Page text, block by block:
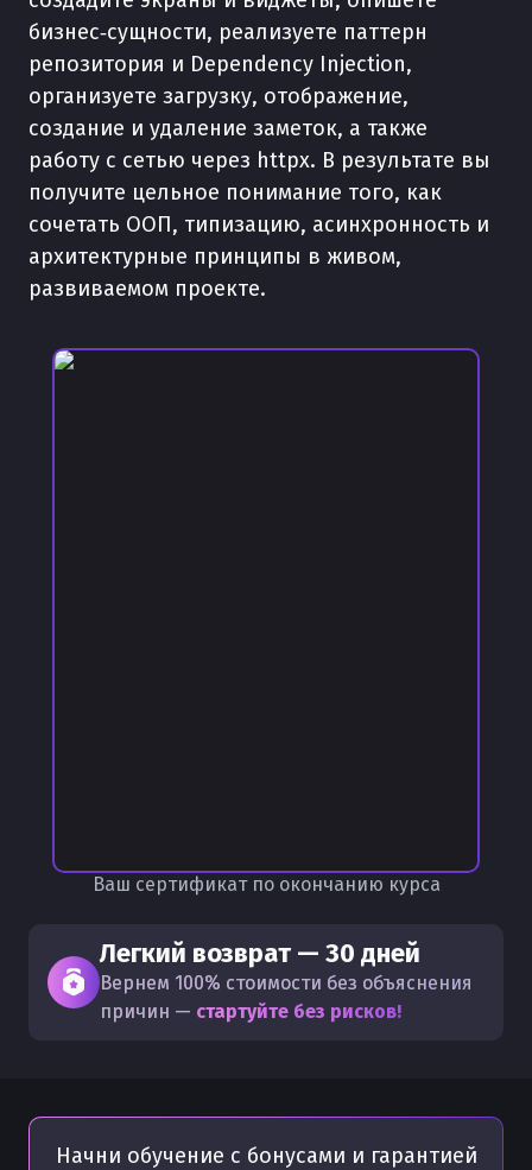
бизнес‑сущности, реализуете паттерн
репозитория и Dependency Injection,
организуете загрузку, отображение,
создание и удаление заметок, а также
работу с сетью через httpx. В результате вы
получите цельное понимание того, как
сочетать ООП, типизацию, асинхронность и
архитектурные принципы в живом,
развиваемом проекте.
Легкий возврат — 30 дней
Вернем 100% стоимости без объяснения
причин — стартуйте без рисков!
Ваш сертификат по окончанию курса
Начни обучение с бонусами и гарантией